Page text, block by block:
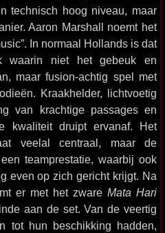
technisch hoog niveau, maar
Aaron Marshall noemt het
In normaal Hollands is dat
waarin niet het gebeuk en
maar fusion-achtig spel met
Kraakhelder, lichtvoetig
van krachtige passages en
kwaliteit druipt ervanaf. Het
veelal centraal, maar de
teamprestatie, waarbij ook
even op zich gericht krijgt. Na
er met het zware Mata Hari
aan de set. Van de veertig
tot hun beschikking hadden,